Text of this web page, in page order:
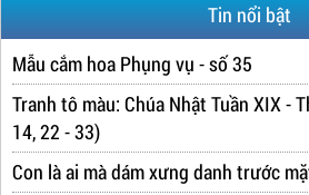
Tin nổi bật
Mẫu cắm hoa Phụng vụ - số 35
Tranh tô màu: Chúa Nhật Tuần XIX -
14, 22 - 33)
Con là ai mà dám xưng danh trước